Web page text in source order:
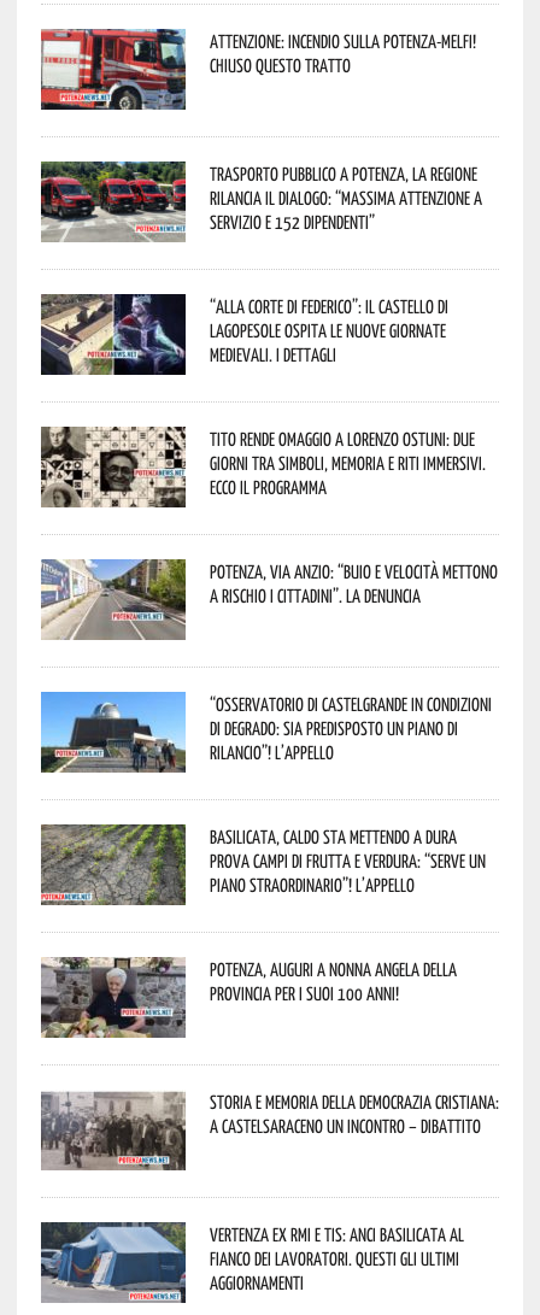
Attenzione: incendio sulla Potenza-Melfi!
Chiuso questo tratto
Trasporto pubblico a Potenza, la Regione
rilancia il dialogo: “Massima attenzione a
servizio e 152 dipendenti”
“Alla corte di Federico”: il Castello di
Lagopesole ospita le nuove Giornate
Medievali. I dettagli
Tito rende omaggio a Lorenzo Ostuni: due
giorni tra simboli, memoria e riti immersivi.
Ecco il programma
Potenza, Via Anzio: “Buio e velocità mettono
a rischio i cittadini”. La denuncia
“Osservatorio di Castelgrande in condizioni
di degrado: sia predisposto un piano di
rilancio”! L’appello
Basilicata, caldo sta mettendo a dura
prova campi di frutta e verdura: “Serve un
piano straordinario”! L’appello
Potenza, auguri a nonna Angela della
provincia per i suoi 100 anni!
Storia e memoria della Democrazia Cristiana:
a Castelsaraceno un incontro – dibattito
Vertenza ex RMI e TIS: ANCI Basilicata al
fianco dei lavoratori. Questi gli ultimi
aggiornamenti